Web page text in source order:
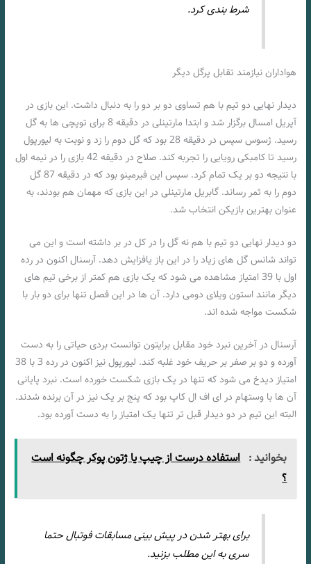
شرط بندی کرد.
هواداران نیازمند تقابل پرگل دیگر
دیدار نهایی دو تیم با هم تساوی دو بر دو را به دنبال داشت. این بازی در
آپریل امسال برگزار شد و ابتدا مارتینلی در دقیقه 8 برای توپچی ها به گل
رسید. ژسوس سپس در دقیقه 28 بود که گل دوم را زد و نوبت به لیورپول
رسید تا کامبکی رویایی را تجربه کند. صلاح در دقیقه 42 بازی را در نیمه اول
با نتیجه دو بر یک تمام کرد. سپس این فیرمینو بود که در دقیقه 87 گل
دوم را به ثمر رساند. گابریل مارتینلی در این بازی که مهمان هم بودند، به
عنوان بهترین بازیکن انتخاب شد.
دو دیدار نهایی دو تیم با هم نه گل را در کل در بر داشته است و این می
تواند شانس گل های زیاد را در این باز یافزایش دهد. آرسنال اکنون در رده
اول با 39 امتیاز مشاهده می شود که یک بازی هم کمتر از برخی تیم های
دیگر مانند استون ویلای دومی دارد. آن ها در این فصل تنها برای دو بار با
شکست مواجه شده اند.
آرسنال در آخرین نبرد خود مقابل برایتون توانست بردی حیاتی را به دست
آورده و دو بر صفر بر حریف خود غلبه کند. لیورپول نیز اکنون در رده 3 با 38
امتیاز دیدخ می شود که تنها در یک بازی شکست خورده است. نبرد پایانی
آن ها با وستهام در ای اف ال کاپ بود که پنج بر یک نیز در آن برنده شدند.
البته این تیم در دو دیدار قبل تر تنها یک امتیاز را به دست آورده بود.
بخوانید : استفاده درست از چیپ یا ژتون پوکر چگونه است
؟
برای بهتر شدن در پیش بینی مسابقات فوتبال حتما
سری به این مطلب بزنید.